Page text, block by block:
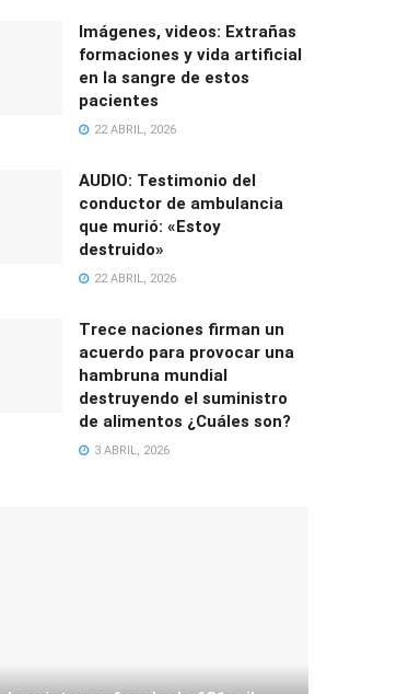
Imágenes, videos: Extrañas
formaciones y vida artificial
en la sangre de estos
pacientes
22 ABRIL, 2026
AUDIO: Testimonio del
conductor de ambulancia
que murió: «Estoy
destruido»
22 ABRIL, 2026
Trece naciones firman un
acuerdo para provocar una
hambruna mundial
destruyendo el suministro
de alimentos ¿Cuáles son?
3 ABRIL, 2026